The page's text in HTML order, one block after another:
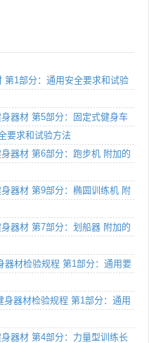
1部分：通用安全要求和试验
器材 第5部分：固定式健身车
要求和试验方法
器材 第6部分：跑步机 附加的
器材 第9部分：椭圆训练机 附
器材 第7部分：划船器 附加的
材检验规程 第1部分：通用要
器材检验规程 第1部分：通用
器材 第4部分：力量型训练长